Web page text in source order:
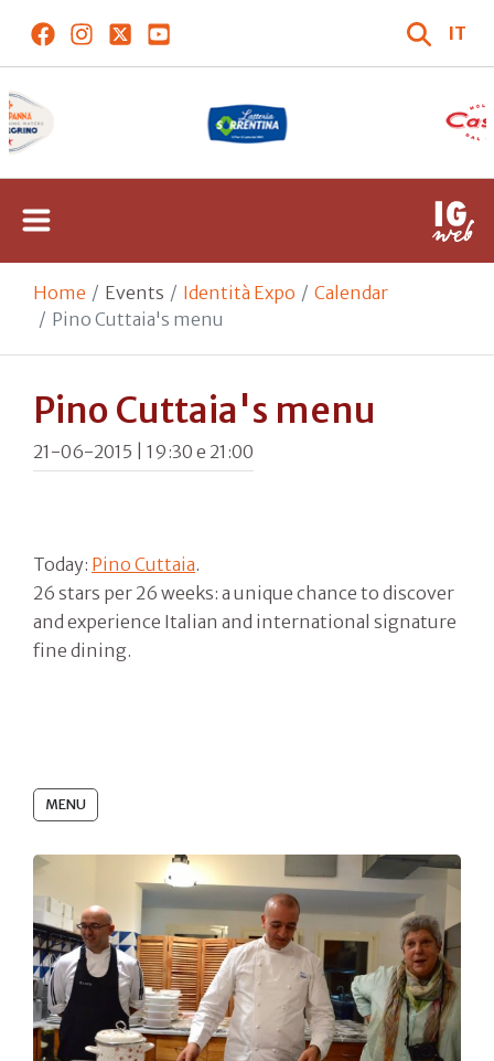
IT
Home Events Identità Expo
Calendar
Pino Cuttaia's menu
Pino Cuttaia's menu
21-06-2015 | 19:30 e 21:00
Today: Pino Cuttaia.
26 stars per 26 weeks: a unique chance to discover
and experience Italian and international signature
fine dining.
MENU